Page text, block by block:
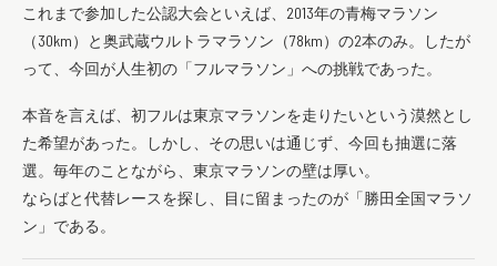
これまで参加した公認大会といえば、2013年の青梅マラソン
（30km）と奥武蔵ウルトラマラソン（78km）の2本のみ。したが
って、今回が人生初の「フルマラソン」への挑戦であった。
本音を言えば、初フルは東京マラソンを走りたいという漠然とし
た希望があった。しかし、その思いは通じず、今回も抽選に落
選。毎年のことながら、東京マラソンの壁は厚い。
ならばと代替レースを探し、目に留まったのが「勝田全国マラソ
ン」である。